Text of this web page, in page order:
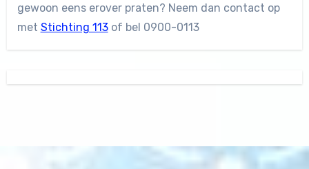
gewoon eens erover praten? Neem dan contact op
met Stichting 113of bel 0900-0113